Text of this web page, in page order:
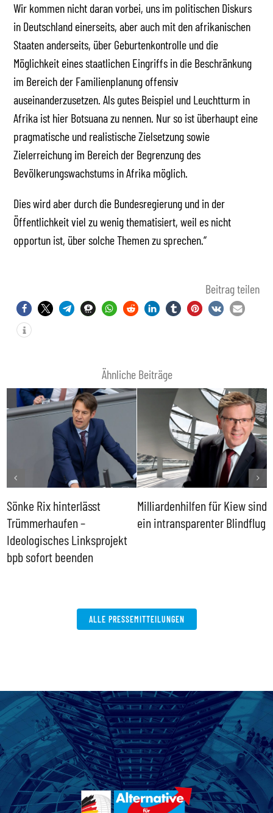
Wir kommen nicht daran vorbei, uns im politischen Diskurs
in Deutschland einerseits, aber auch mit den afrikanischen
Staaten anderseits, über Geburtenkontrolle und die
Möglichkeit eines staatlichen Eingriffs in die Beschränkung
im Bereich der Familienplanung offensiv
auseinanderzusetzen. Als gutes Beispiel und Leuchtturm in
Afrika ist hier Botsuana zu nennen. Nur so ist überhaupt eine
pragmatische und realistische Zielsetzung sowie
Zielerreichung im Bereich der Begrenzung des
Bevölkerungswachstums in Afrika möglich.
Dies wird aber durch die Bundesregierung und in der
Öffentlichkeit viel zu wenig thematisiert, weil es nicht
opportun ist, über solche Themen zu sprechen.“
Beitrag teilen
Ähnliche Beiträge
Sönke Rix hinterlässt
Trümmerhaufen –
Ideologisches Linksprojekt
bpb sofort beenden
Milliardenhilfen für Kiew sind
ein intransparenter Blindflug
ALLE PRESSEMITTEILUNGEN